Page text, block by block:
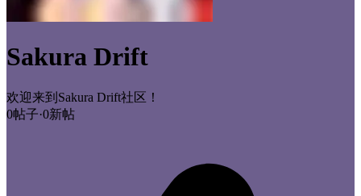
Sakura Drift
欢迎来到Sakura Drift社区！
0帖子·0新帖